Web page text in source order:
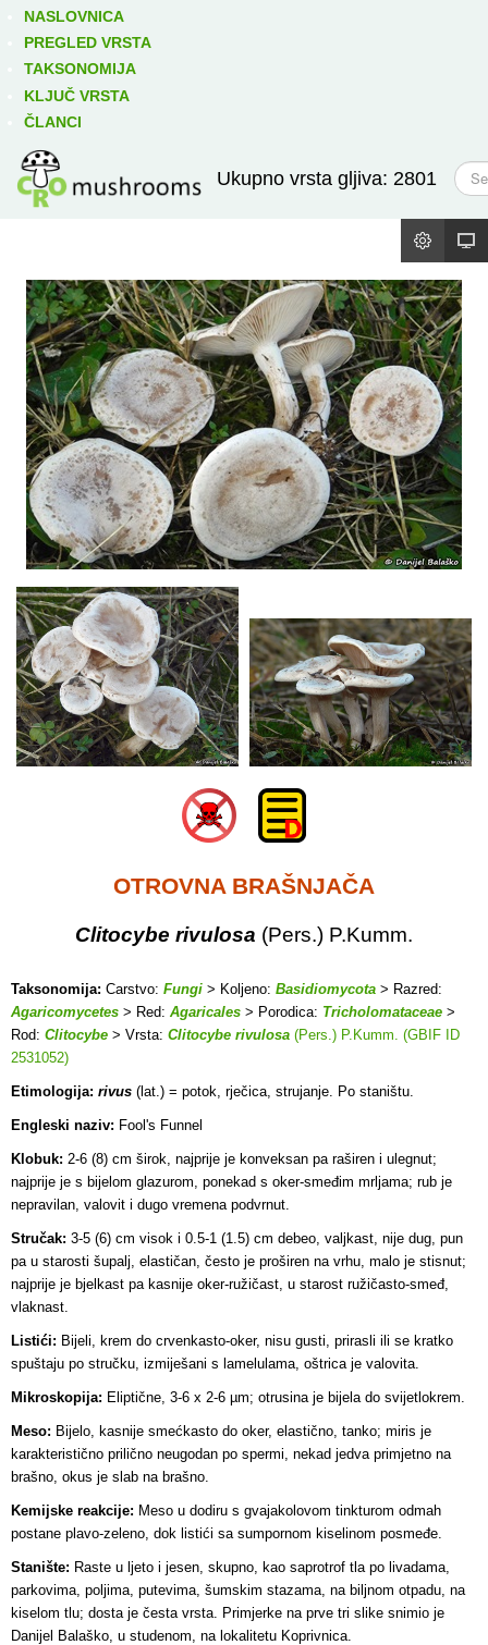
NASLOVNICA
PREGLED VRSTA
TAKSONOMIJA
KLJUČ VRSTA
ČLANCI
Ukupno vrsta gljiva: 2801
T
r
ž
OTROVNA BRAŠNJAČA
Clitocybe rivulosa (Pers.) P.Kumm.
Taksonomija: Carstvo: Fungi > Koljeno: Basidiomycota > Razred:
Agaricomycetes > Red: Agaricales > Porodica: Tricholomataceae >
Rod: Clitocybe > Vrsta: Clitocybe rivulosa (Pers.) P.Kumm. (GBIF ID
2531052)
Etimologija: rivus (lat.) = potok, rječica, strujanje. Po staništu.
Engleski naziv: Fool's Funnel
Klobuk: 2-6 (8) cm širok, najprije je konveksan pa raširen i ulegnut;
najprije je s bijelom glazurom, ponekad s oker-smeđim mrljama; rub je
nepravilan, valovit i dugo vremena podvrnut.
Stručak: 3-5 (6) cm visok i 0.5-1 (1.5) cm debeo, valjkast, nije dug, pun
pa u starosti šupalj, elastičan, često je proširen na vrhu, malo je stisnut;
najprije je bjelkast pa kasnije oker-ružičast, u starost ružičasto-smeđ,
vlaknast.
Listići: Bijeli, krem do crvenkasto-oker, nisu gusti, prirasli ili se kratko
spuštaju po stručku, izmiješani s lamelulama, oštrica je valovita.
Mikroskopija: Eliptične, 3-6 x 2-6 µm; otrusina je bijela do svijetlokrem.
Meso: Bijelo, kasnije smećkasto do oker, elastično, tanko; miris je
karakteristično prilično neugodan po spermi, nekad jedva primjetno na
brašno, okus je slab na brašno.
Kemijske reakcije: Meso u dodiru s gvajakolovom tinkturom odmah
postane plavo-zeleno, dok listići sa sumpornom kiselinom posmeđe.
Stanište: Raste u ljeto i jesen, skupno, kao saprotrof tla po livadama,
parkovima, poljima, putevima, šumskim stazama, na biljnom otpadu, na
kiselom tlu; dosta je česta vrsta. Primjerke na prve tri slike snimio je
Danijel Balaško, u studenom, na lokalitetu Koprivnica.
Izravno podređene niže takse: